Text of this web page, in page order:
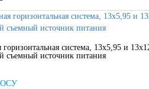
горизонтальная система, 13х5,95 и
съемный источник питания